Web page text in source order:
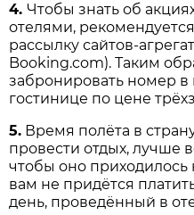
4. Чтобы знать об
отелями,
рассылку сайтов-
Booking.com). Таким
забронировать номер в
гостинице по цене
5. Время полёта в
провести отдых, лучше
чтобы оно приходилось
вам не придётся
день, проведённый в